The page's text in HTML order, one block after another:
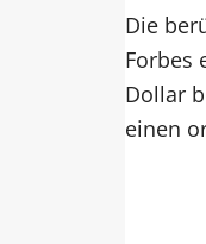
Die
Forbes
Dollar
einen